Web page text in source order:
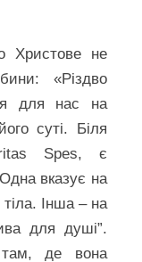
Христове не
«Різдво
для нас на
суті. Біля
Spes, є
вказує на
Інша – на
для душі”.
де вона